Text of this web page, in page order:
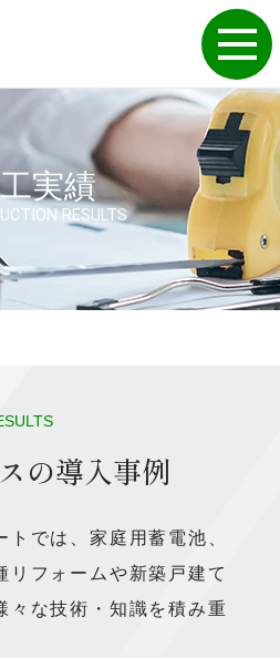
実績
RESULTS
の導入事例
トでは、家庭用蓄電池、
リフォームや新築戸建て
々な技術・知識を積み重